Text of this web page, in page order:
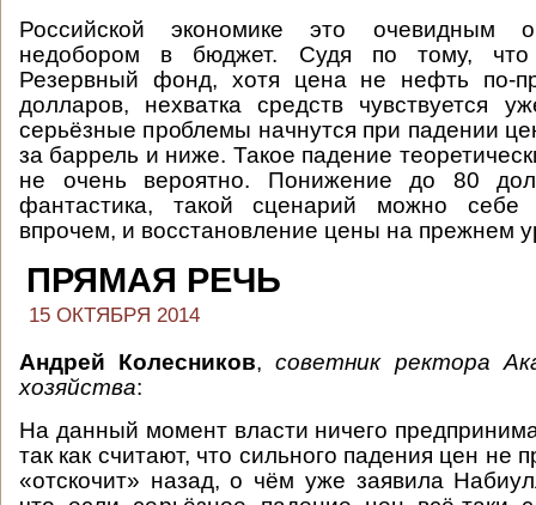
Российской экономике это очевидным
недобором в бюджет. Судя по тому, что
Резервный фонд, хотя цена не нефть по-
долларов, нехватка средств чувствуется
серьёзные проблемы начнутся при падении
за баррель и ниже. Такое падение
не очень вероятно. Понижение до 80
фантастика, такой сценарий можно себе
впрочем, и восстановление цены на прежнем
ПРЯМАЯ РЕЧЬ
15 ОКТЯБРЯ 2014
Андрей Колесников,советник ректора
хозяйства:
На данный момент власти ничего
так как считают, что сильного падения цен не
«отскочит» назад, о чём уже заявила